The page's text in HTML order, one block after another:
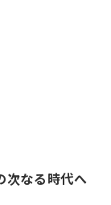
次なる時代へ